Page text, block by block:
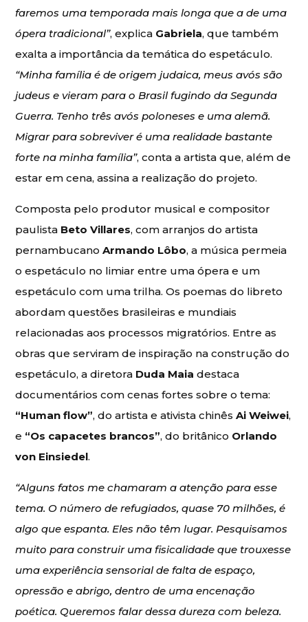
faremos uma temporada mais longa que a de uma
ópera tradicional”, explica Gabriela, que também
exalta a importância da temática do espetáculo.
“Minha família é de origem judaica, meus avós são
judeus e vieram para o Brasil fugindo da Segunda
Guerra. Tenho três avós poloneses e uma alemã.
Migrar para sobreviver é uma realidade bastante
forte na minha família”, conta a artista que, além de
estar em cena, assina a realização do projeto.
Composta pelo produtor musical e compositor
paulista Beto Villares, com arranjos do artista
pernambucanoArmando Lôbo, a música permeia
o espetáculo no limiar entre uma ópera e um
espetáculo com uma trilha. Os poemas do libreto
abordam questões brasileiras e mundiais
relacionadas aos processos migratórios. Entre as
obras que serviram de inspiração na construção do
espetáculo, a diretora Duda Maia destaca
documentários com cenas fortes sobre o tema:
“Human flow”, do artista e ativista chinêsAi Weiwei,
e “Os capacetes brancos”, do britânico Orlando
von Einsiedel.
“Alguns fatos me chamaram a atenção para esse
tema. O número de refugiados, quase 70 milhões, é
algo que espanta. Eles não têm lugar. Pesquisamos
muito para construir uma fisicalidade que trouxesse
uma experiência sensorial de falta de espaço,
opressão e abrigo, dentro de uma encenação
poética. Queremos falar dessa dureza com beleza.